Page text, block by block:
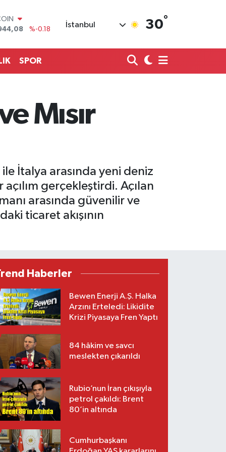
%0.18
%0.32
%-14
İstanbul 30°
SPOR
Mısır
İtalya arasında yeni deniz
gerçekleştirdi. Açılan
arasında güvenilir ve
ticaret akışının
Haberler
Bewen Enerji A.Ş. Halka
Arzını Erteledi: Likidite
Krizi Piyasaya Fren Yaptı
84 hâkim ve savcı
meslekten çıkarıldı
Rubio’nun İran çıkışıyla
petrol çakıldı: Brent
80’in altında
Cumhurbaşkanı